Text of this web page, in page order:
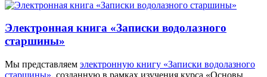
Электронная книга «Записки водолазного
старшины»
Мы представляем электронную книгу «Записки водолазного